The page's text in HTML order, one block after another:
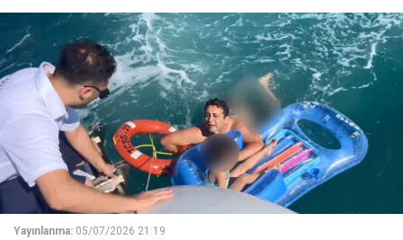
Yayınlanma: 05/07/2026 21:19